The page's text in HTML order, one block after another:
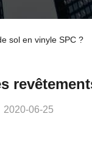
sol en vinyle SPC ?
2020-06-25